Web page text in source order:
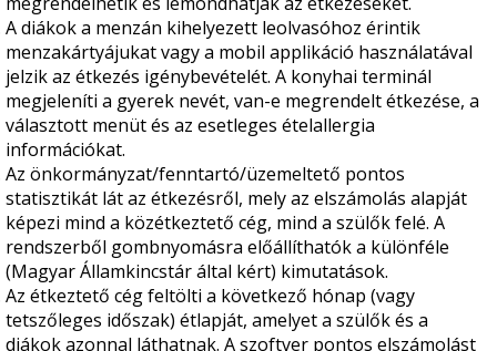
A diákok a menzán kihelyezett leolvasóhoz érintik
menzakártyájukat vagy a mobil applikáció használatával
jelzik az étkezés igénybevételét. A konyhai terminál
megjeleníti a gyerek nevét, van-e megrendelt étkezése, a
választott menüt és az esetleges ételallergia
információkat.
Az önkormányzat/fenntartó/üzemeltető pontos
statisztikát lát az étkezésről, mely az elszámolás alapját
képezi mind a közétkeztető cég, mind a szülők felé. A
rendszerből gombnyomásra előállíthatók a különféle
(Magyar Államkincstár által kért) kimutatások.
Az étkeztető cég feltölti a következő hónap (vagy
tetszőleges időszak) étlapját, amelyet a szülők és a
diákok azonnal láthatnak. A szoftver pontos elszámolást